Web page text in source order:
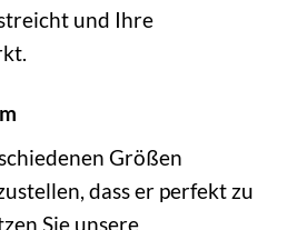
und Ihre
Größen
dass er perfekt zu
Sie unsere